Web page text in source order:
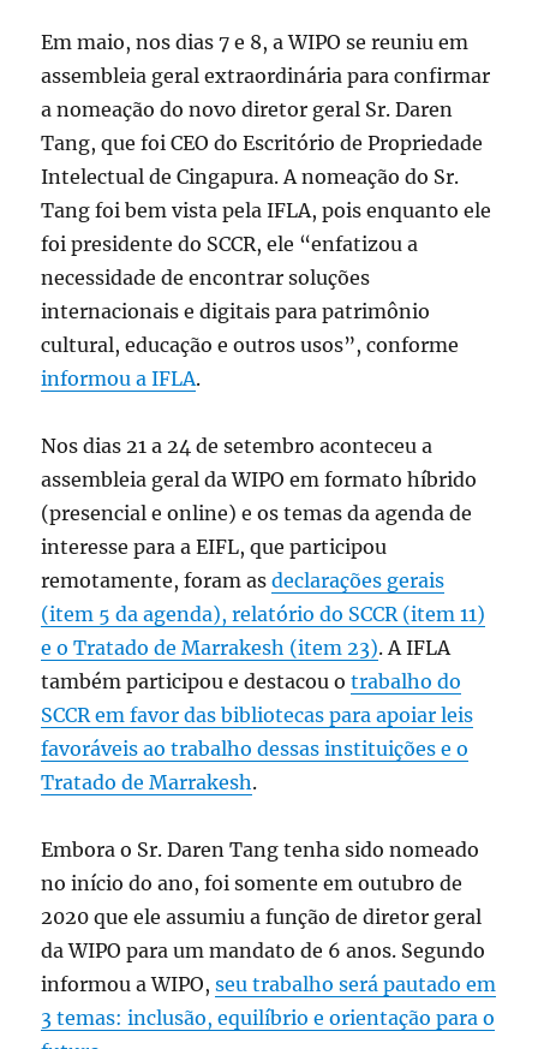
Em maio, nos dias 7 e 8, a WIPO se reuniu em
assembleia geral extraordinária para confirmar
a nomeação do novo diretor geral Sr. Daren
Tang, que foi CEO do Escritório de Propriedade
Intelectual de Cingapura. A nomeação do Sr.
Tang foi bem vista pela IFLA, pois enquanto ele
foi presidente do SCCR, ele “enfatizou a
necessidade de encontrar soluções
internacionais e digitais para patrimônio
cultural, educação e outros usos”, conforme
informou a IFLA.
Nos dias 21 a 24 de setembro aconteceu a
assembleia geral da WIPO em formato híbrido
(presencial e online) e os temas da agenda de
interesse para a EIFL, que participou
remotamente, foram asdeclarações gerais
(item 5 da agenda), relatório do SCCR (item 11)
e o Tratado de Marrakesh (item 23). A IFLA
também participou e destacou otrabalho do
SCCR em favor das bibliotecas para apoiar leis
favoráveis ao trabalho dessas instituições e o
Tratado de Marrakesh.
Embora o Sr. Daren Tang tenha sido nomeado
no início do ano, foi somente em outubro de
2020 que ele assumiu a função de diretor geral
da WIPO para um mandato de 6 anos. Segundo
informou a WIPO,seu trabalho será pautado em
3 temas: inclusão, equilíbrio e orientação para o